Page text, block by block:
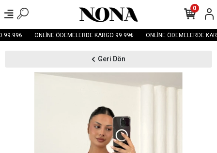
99.99₺ ONLİNE ÖDEMELERDE KARGO 99.99₺ ONLİNE ÖDEMELERDE
0
Geri Dön